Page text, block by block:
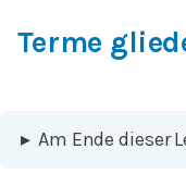
Terme
▸ Am Ende dieser